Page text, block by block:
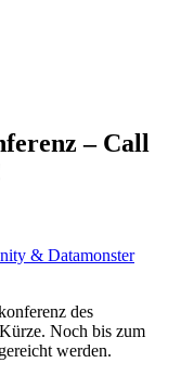
– Call
& Datamonster
des
Noch bis zum
werden.